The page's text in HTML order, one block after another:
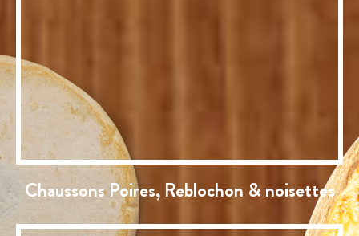
Chaussons Poires, Reblochon & noisettes